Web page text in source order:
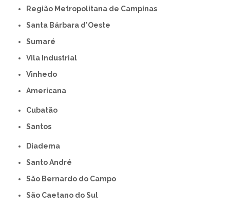
Região Metropolitana de Campinas
Santa Bárbara d'Oeste
Sumaré
Vila Industrial
Vinhedo
americana
Cubatão
Santos
Diadema
Santo André
São Bernardo do Campo
São Caetano do Sul